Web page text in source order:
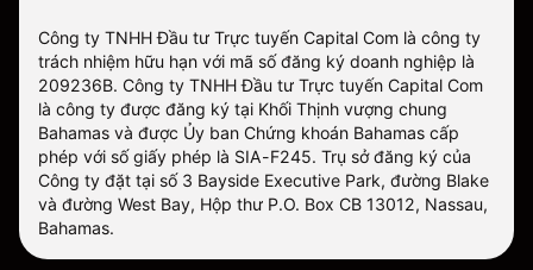
Công ty TNHH Đầu tư Trực tuyến Capital Com là công ty
trách nhiệm hữu hạn với mã số đăng ký doanh nghiệp là
209236B. Công ty TNHH Đầu tư Trực tuyến Capital Com
là công ty được đăng ký tại Khối Thịnh vượng chung
Bahamas và được Ủy ban Chứng khoán Bahamas cấp
phép với số giấy phép là SIA-F245. Trụ sở đăng ký của
Công ty đặt tại số 3 Bayside Executive Park, đường Blake
và đường West Bay, Hộp thư P.O. Box CB 13012, Nassau,
Bahamas.